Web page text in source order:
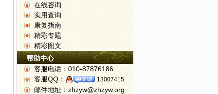
在线咨询
实用查询
康复指南
精彩专题
精彩图文
帮助中心
客服电话：010-87876186
客服QQ：
13007415
邮件地址：zhzyw@zhzyw.org